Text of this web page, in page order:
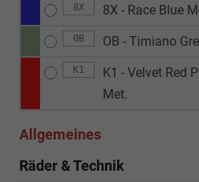
8X 8X - Race Blue
0B OB - Timiano
K1
K1 - Velvet Red
Met.
Allgemeines
Räder & Technik